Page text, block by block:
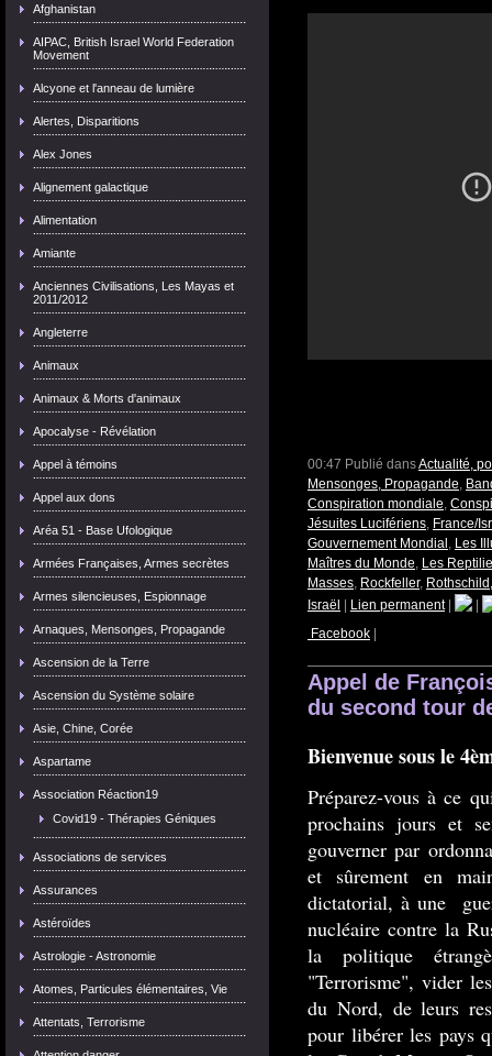
Afghanistan
AIPAC, British Israel World Federation
Movement
Alcyone et l'anneau de lumière
Alertes, Disparitions
Alex Jones
Alignement galactique
Alimentation
Amiante
Anciennes Civilisations, Les Mayas et
2011/2012
Angleterre
Animaux
Animaux & Morts d'animaux
Apocalyse - Révélation
Appel à témoins
Appel aux dons
Aréa 51 - Base Ufologique
Armées Françaises, Armes secrètes
Armes silencieuses, Espionnage
Arnaques, Mensonges, Propagande
Ascension de la Terre
Ascension du Système solaire
Asie, Chine, Corée
Aspartame
Association Réaction19
Covid19 - Thérapies Géniques
Associations de services
Assurances
Astéroïdes
Astrologie - Astronomie
Atomes, Particules élémentaires, Vie
Attentats, Terrorisme
00:47 Publié dansActualité,
Mensonges, Propagande,
Conspiration mondiale,
Jésuites Lucifériens, France/
Gouvernement Mondial , Les
Maîtres du Monde, Les
Masses, Rockfeller,
Israël
Lien permanent|
Facebook
Appel de
du second tour
Bienvenue sous le
Préparez-vous à ce
prochains jours et
gouverner par
et sûrement en
dictatorial, à une
nucléaire contre la
la politique
"Terrorisme", vider
du Nord, de leurs
pour libérer les pays